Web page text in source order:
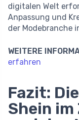
digitalen Welt
Anpassung und
der Modebranche
WEITERE
erfahren
Fazit:
Shein